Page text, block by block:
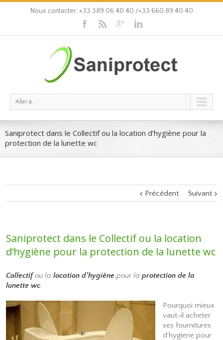
Nous contacter: +33 389 06 40 40 /+33 660 89 40 40
Aller à...
Saniprotect dans le Collectif ou la location d’hygiène pour la
protection de la lunette wc
Précédent Suivant
Saniprotect dans le Collectif ou la location
d’hygiène pour la protection de la lunette wc
Collectifou la location d’hygiène pour la protection de la
lunette wc.
Pourquoi mieux
vaut-il acheter
ses fournitures
d’hygiene pour